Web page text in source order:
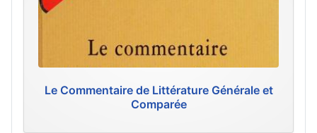
Le Commentaire de Littérature Générale et
Comparée